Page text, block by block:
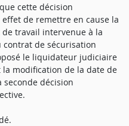
cette décision
de remettre en cause la
travail intervenue à la
de sécurisation
le liquidateur judiciaire
modification de la date de
seconde décision